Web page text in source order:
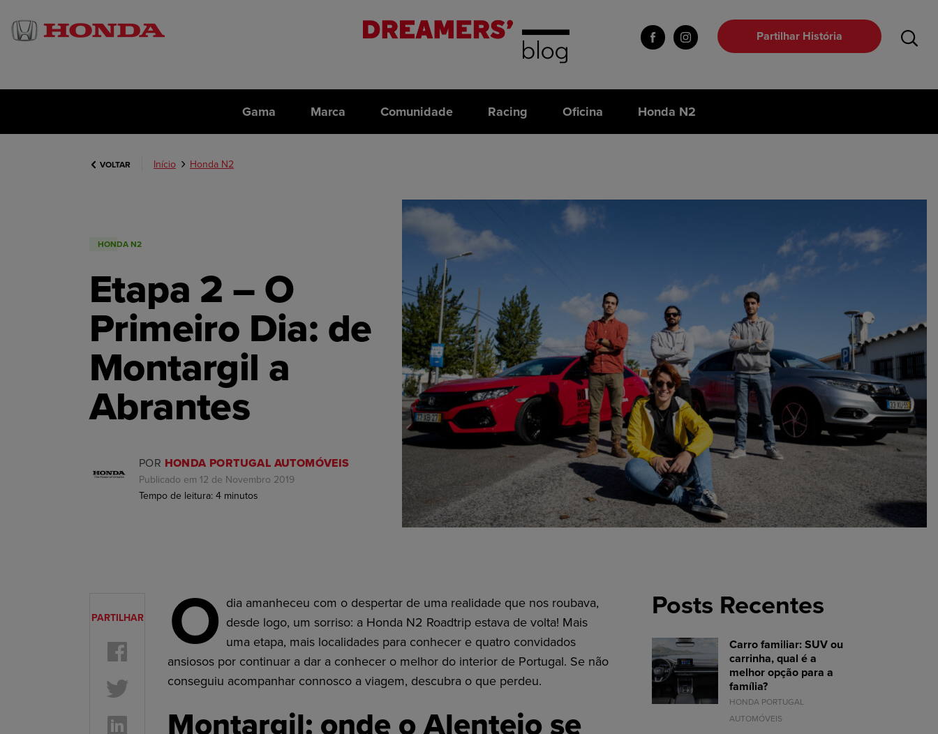
Partilhar História
Gama Marca Comunidade Racing Oficina Honda N2
VOLTAR Início Honda N2
HONDA N2
Etapa 2 – O
Primeiro Dia: de
Montargil a
Abrantes
POR HONDA PORTUGAL AUTOMÓVEIS
Publicado em 12 de Novembro 2019
Tempo de leitura: 4 minutos
PARTILHAR O dia amanheceu com o despertar de uma realidade que nos roubava,
desde logo, um sorriso: a Honda N2 Roadtrip estava de volta! Mais
uma etapa, mais localidades para conhecer e quatro convidados
ansiosos por continuar a dar a conhecer o melhor do interior de Portugal. Se não
conseguiu acompanhar connosco a viagem, descubra o que perdeu.
Montargil: onde o Alentejo se
Posts Recentes
Carro familiar: SUV ou
carrinha, qual é a
melhor opção para a
família?
HONDA PORTUGAL
AUTOMÓVEIS